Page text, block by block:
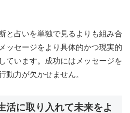
と占いを単独で見るよりも組み合
ッセージをより具体的かつ現実的
ています。成功にはメッセージを
動力が欠かせません。
活に取り入れて未来をよ